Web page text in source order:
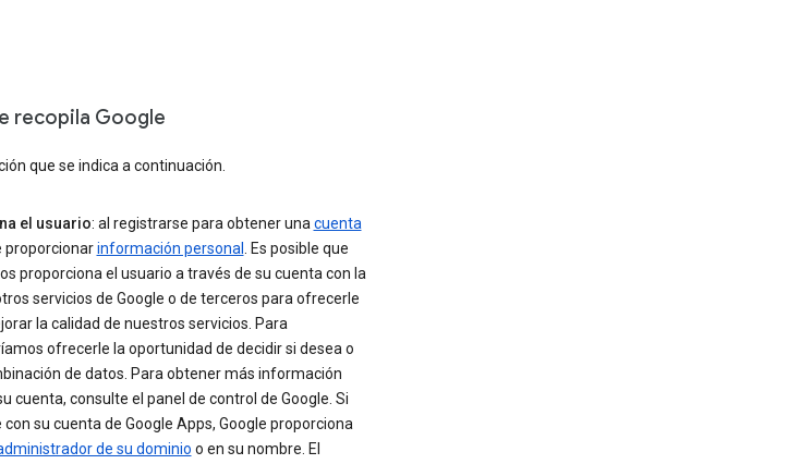
recopila Google
que se indica a continuación.
el usuario: al registrarse para obtener una cuenta
proporcionarinformación personal
. Es posible que
proporciona el usuario a través de su cuenta con la
servicios de Google o de terceros para ofrecerle
la calidad de nuestros servicios. Para
ofrecerle la oportunidad de decidir si desea o
de datos. Para obtener más información
cuenta, consulte el panel de control de Google. Si
su cuenta de Google Apps, Google proporciona
de su dominio o en su nombre. El